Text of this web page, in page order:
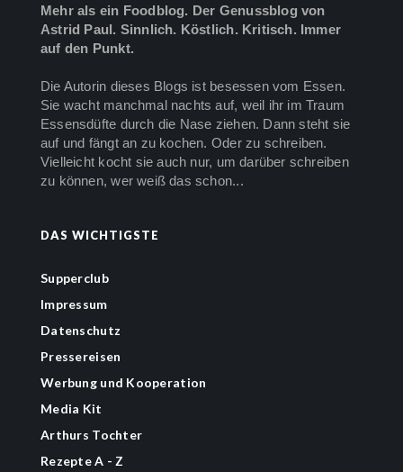
Mehr als ein Foodblog. Der Genussblog von
Astrid Paul. Sinnlich. Köstlich. Kritisch. Immer
auf den Punkt.
Die Autorin dieses Blogs ist besessen vom Essen.
Sie wacht manchmal nachts auf, weil ihr im Traum
Essensdüfte durch die Nase ziehen. Dann steht sie
auf und fängt an zu kochen. Oder zu schreiben.
Vielleicht kocht sie auch nur, um darüber schreiben
zu können, wer weiß das schon...
DAS WICHTIGSTE
Supperclub
Impressum
Datenschutz
Pressereisen
Werbung und Kooperation
Media Kit
Arthurs Tochter
Rezepte A - Z